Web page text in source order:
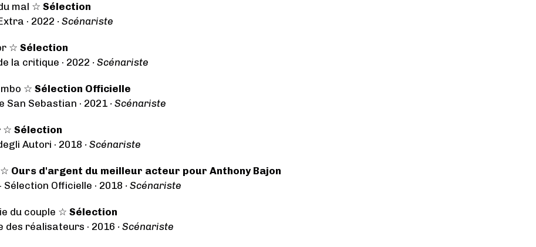
mal ☆ Sélection
· 2022 · Scénariste
☆ Sélection
la critique · 2022 · Scénariste
☆ Sélection Officielle
San Sebastian · 2021 · Scénariste
☆ Sélection
Autori · 2018 · Scénariste
☆ Ours d'argent du meilleur acteur pour Anthony Bajon
Sélection Officielle · 2018 · Scénariste
du couple ☆ Sélection
des réalisateurs · 2016 · Scénariste